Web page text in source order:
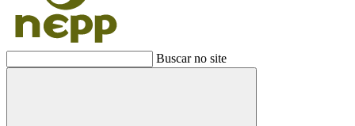
Buscar no site